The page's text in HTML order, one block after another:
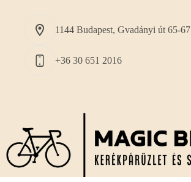
1144 Budapest, Gvadányi út 65-67
+36 30 651 2016